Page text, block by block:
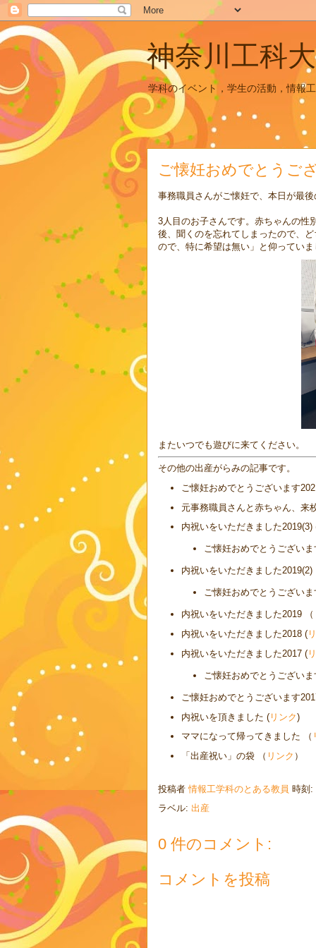
神奈川工科
学科のイベント，学生の活動，情報
ご懐妊おめでとうご
事務職員さんがご懐妊で、本日が最
3人目のお子さんです。赤ちゃんの性
後、聞くのを忘れてしまったので、
ので、特に希望は無い」と仰っていま
またいつでも遊びに来てください。
その他の出産がらみの記事です。
ご懐妊おめでとうございます
元事務職員さんと赤ちゃん、来
内祝いをいただきました2019(3)
ご懐妊おめでとうございま
内祝いをいただきました2019(2)
ご懐妊おめでとうございま
内祝いをいただきました2019 （
内祝いをいただきました2018 (
内祝いをいただきました2017 (
ご懐妊おめでとうござい
ご懐妊おめでとうございます
内祝いを頂きました (リンク)
ママになって帰ってきました （
「出産祝い」の袋 （ リンク ）
投稿者情報工学科のとある教員 時刻:
ラベル: 出産
0 件のコメント:
コメントを投稿